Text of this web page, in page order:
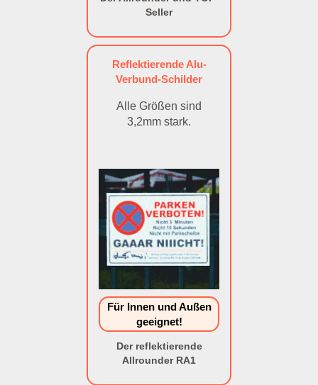
Seller
Reflektierende Alu-
Verbund-Schilder
Alle Größen sind
3,2mm stark.
Für Innen und Außen
geeignet!
Der reflektierende
Allrounder RA1